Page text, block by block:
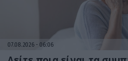
07.08.2026 06:06